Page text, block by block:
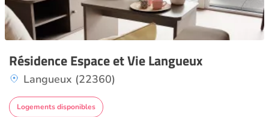
Résidence Espace et Vie Langueux
Langueux (22360)
Logements disponibles